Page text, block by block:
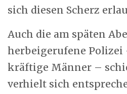
sich diesen Scherz
Auch die am späten
herbeigerufene Polizei
kräftige Männer –
verhielt sich